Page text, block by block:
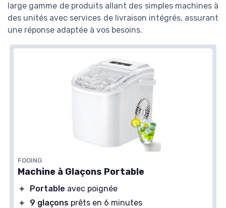
large gamme de produits allant des simples machines à
des unités avec services de livraison intégrés, assurant
une réponse adaptée à vos besoins.
FOOING
Machine à Glaçons Portable
＋ Portable avec poignée
＋
9 glaçons prêts en 6 minutes